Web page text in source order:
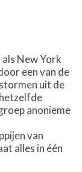
New York
een van de
uit de
anonieme
van
alles in één